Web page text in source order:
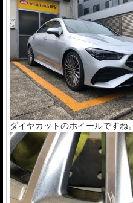
ダイヤカットのホイールですね。